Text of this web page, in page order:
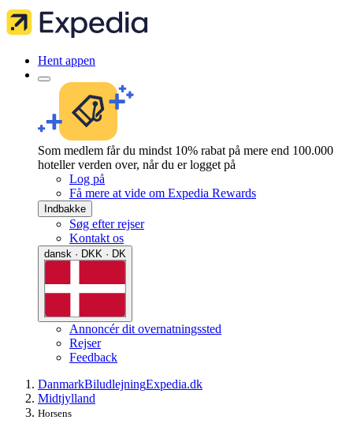
Hent appen
Som medlem får du mindst 10% rabat på mere end 100.000
hoteller verden over, når du er logget på
Log på
Få mere at vide om Expedia Rewards
Indbakke
Søg efter rejser
Kontakt os
dansk · DKK · DK
Annoncér dit overnatningssted
Rejser
Feedback
DanmarkBiludlejningExpedia.dk
Midtjylland
Horsens